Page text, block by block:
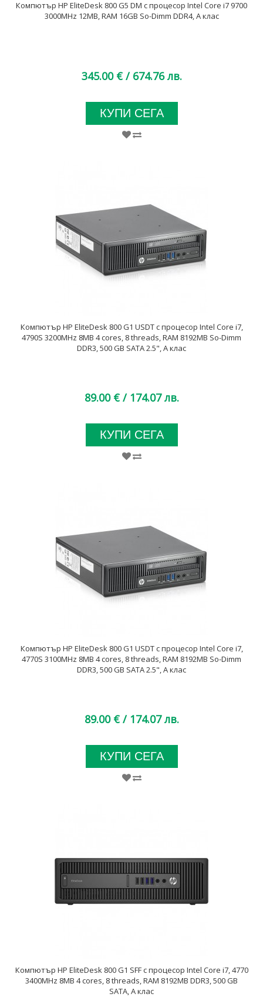
Компютър HP EliteDesk 800 G5 DM с процесор Intel Core i7 9700
3000MHz 12MB, RAM 16GB So-Dimm DDR4, A клас
345.00 € / 674.76 лв.
КУПИ СЕГА
Компютър HP EliteDesk 800 G1 USDT с процесор Intel Core i7,
4790S 3200MHz 8MB 4 cores, 8 threads, RAM 8192MB So-Dimm
DDR3, 500 GB SATA 2.5", A клас
89.00 € / 174.07 лв.
КУПИ СЕГА
Компютър HP EliteDesk 800 G1 USDT с процесор Intel Core i7,
4770S 3100MHz 8MB 4 cores, 8 threads, RAM 8192MB So-Dimm
DDR3, 500 GB SATA 2.5", А клас
89.00 € / 174.07 лв.
КУПИ СЕГА
Компютър HP EliteDesk 800 G1 SFF с процесор Intel Core i7, 4770
3400MHz 8MB 4 cores, 8 threads, RAM 8192MB DDR3, 500 GB
SATA, А клас